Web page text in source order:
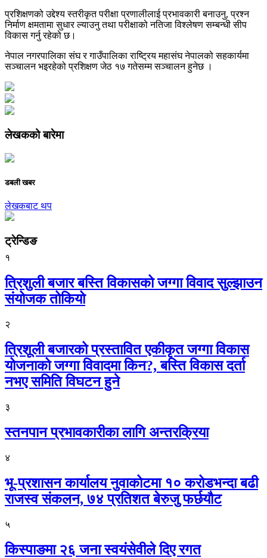
प्रशिक्षणको उद्देश्य स्तरीकृत परीक्षा प्रणालीलाई प्रभावकारी बनाउनु, प्रश्न
निर्माण क्षमतामा सुधार ल्याउनु तथा परीक्षाको नतिजा विश्लेषण सम्बन्धी सीप
विकास गर्नु रहेको छ।
नेपाल नगरपालिका संघ र गाउँपालिका राष्ट्रिय महासंघ नेपालको सहकार्यमा
सञ्चालन भइरहेको प्रशिक्षण जेठ १७ गतेसम्म सञ्चालन हुनेछ ।
लेखकको बारेमा
डबली खबर
लेखकबाट थप
ट्रेन्डिङ
१
त्रिशुली बजार बस्ति विकासको जग्गा विवाद सुल्झाउन
संयोजक तोकियो
२
त्रिशूली बजारको प्रस्तावित एकीकृत जग्गा विकास
योजनाको जग्गा विवादमा किन?, बस्ति विकास दर्ता
नभए समिति विघटन हुने
३
स्तनपान प्रभावकारीका लागि अन्तरक्रिया
४
भू-प्रशासन कार्यालय नुवाकोटमा १० करोडभन्दा बढी
राजस्व संकलन, ७४ प्रतिशत बेरुजु फर्छयौट
५
किस्पाङमा २६ जना स्वयंसेवीले दिए रगत